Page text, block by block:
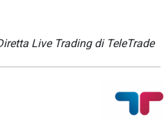
Live Trading di TeleTrade